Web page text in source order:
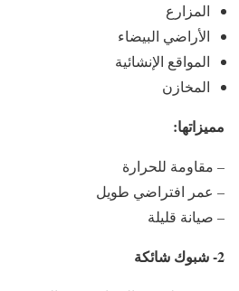
المزارع
الأراضي البيضاء
المواقع الإنشائية
المخازن
مميزاتها:
– مقاومة للحرارة
– عمر افتراضي طويل
– صيانة قليلة
2- شبوك شائكة